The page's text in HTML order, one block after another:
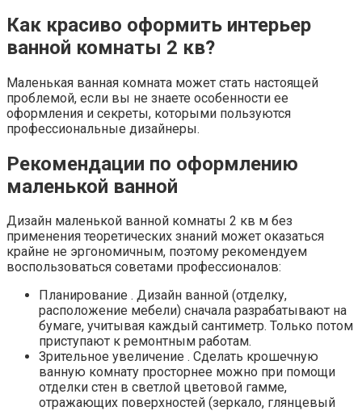
Как красиво оформить интерьер
ванной комнаты 2 кв?
Маленькая ванная комната может стать настоящей
проблемой, если вы не знаете особенности ее
оформления и секреты, которыми пользуются
профессиональные дизайнеры.
Рекомендации по оформлению
маленькой ванной
Дизайн маленькой ванной комнаты 2 кв м без
применения теоретических знаний может оказаться
крайне не эргономичным, поэтому рекомендуем
воспользоваться советами профессионалов:
Планирование . Дизайн ванной (отделку,
расположение мебели) сначала разрабатывают на
бумаге, учитывая каждый сантиметр. Только потом
приступают к ремонтным работам.
Зрительное увеличение . Сделать крошечную
ванную комнату просторнее можно при помощи
отделки стен в светлой цветовой гамме,
отражающих поверхностей (зеркало, глянцевый